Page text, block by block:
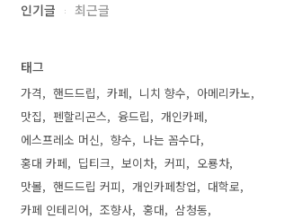
인기글 최근글
태그
가격 핸드드립 카페 니치 향수
아메리카노
맛집
펜할리곤스 융드립
개인카페
에스프레소 머신
향수
나는 꼼수다
홍대 카페
딥티크 보이차 커피
오룡차
맛볼
핸드드립 커피 개인카페창업
대학로
카페 인테리어
조향사 홍대
삼청동